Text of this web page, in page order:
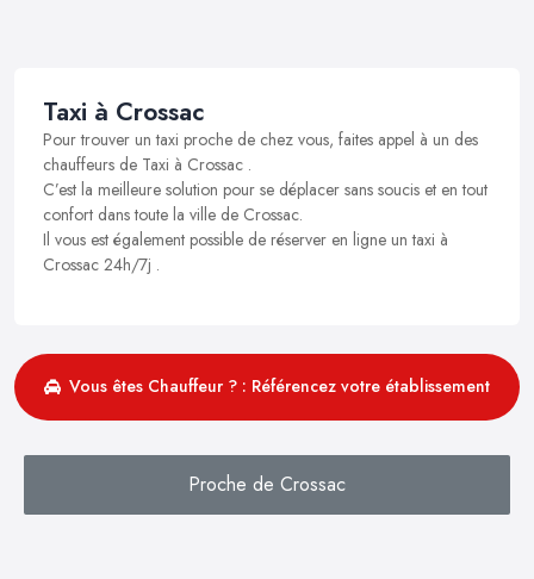
Taxi à Crossac
Pour trouver un taxi proche de chez vous, faites appel à un des
chauffeurs de Taxi à Crossac .
C’est la meilleure solution pour se déplacer sans soucis et en tout
confort dans toute la ville de Crossac.
Il vous est également possible de réserver en ligne un taxi à
Crossac 24h/7j .
Vous êtes Chauffeur ? : Référencez votre établissement
Proche de Crossac